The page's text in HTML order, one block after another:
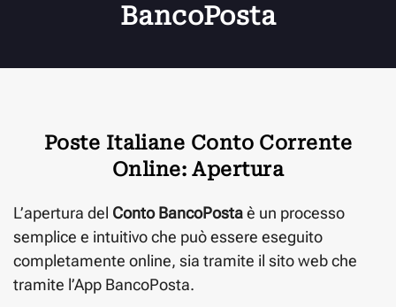
BancoPosta
Poste Italiane Conto Corrente
Online: Apertura
L’apertura del Conto BancoPostaè un processo
semplice e intuitivo che può essere eseguito
completamente online, sia tramite il sito web che
tramite l’App BancoPosta.